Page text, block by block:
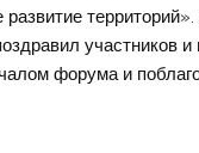
развитие
участников и
форума и